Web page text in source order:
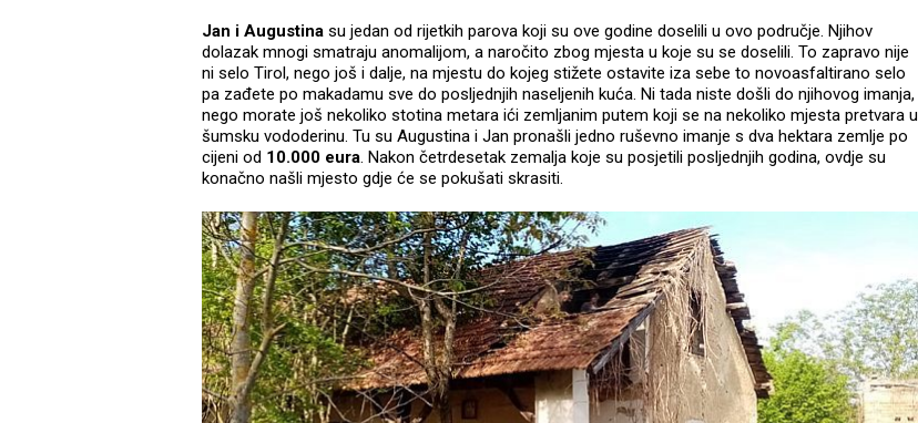
Jan i Augustina su jedan od rijetkih parova koji su ove godine doselili u ovo područje. Njihov
dolazak mnogi smatraju anomalijom, a naročito zbog mjesta u koje su se doselili. To zapravo nije
ni selo Tirol, nego još i dalje, na mjestu do kojeg stižete ostavite iza sebe to novoasfaltirano selo
pa zađete po makadamu sve do posljednjih naseljenih kuća. Ni tada niste došli do njihovog imanja,
nego morate još nekoliko stotina metara ići zemljanim putem koji se na nekoliko mjesta pretvara u
šumsku vododerinu. Tu su Augustina i Jan pronašli jedno ruševno imanje s dva hektara zemlje po
cijeni od 10.000 eura. Nakon četrdesetak zemalja koje su posjetili posljednjih godina, ovdje su
konačno našli mjesto gdje će se pokušati skrasiti.